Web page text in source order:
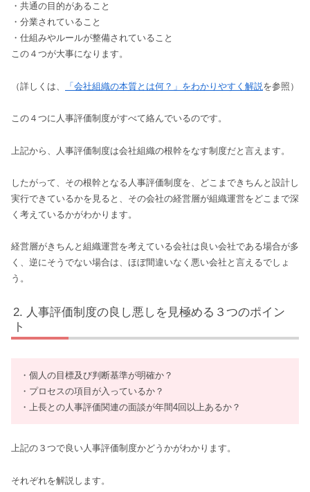
・共通の目的があること
・分業されていること
・仕組みやルールが整備されていること
この４つが大事になります。
（詳しくは、 「会社組織の本質とは何？」をわかりやすく解説 を参照）
この４つに人事評価制度がすべて絡んでいるのです。
上記から、人事評価制度は会社組織の根幹をなす制度だと言えます。
したがって、その根幹となる人事評価制度を、どこまできちんと設計し
実行できているかを見ると、その会社の経営層が組織運営をどこまで深
く考えているかがわかります。
経営層がきちんと組織運営を考えている会社は良い会社である場合が多
く、逆にそうでない場合は、ほぼ間違いなく悪い会社と言えるでしょ
う。
人事評価制度の良し悪しを見極める３つのポイン
ト
・個人の目標及び判断基準が明確か？
・プロセスの項目が入っているか？
・上長との人事評価関連の面談が年間4回以上あるか？
上記の３つで良い人事評価制度かどうかがわかります。
それぞれを解説します。